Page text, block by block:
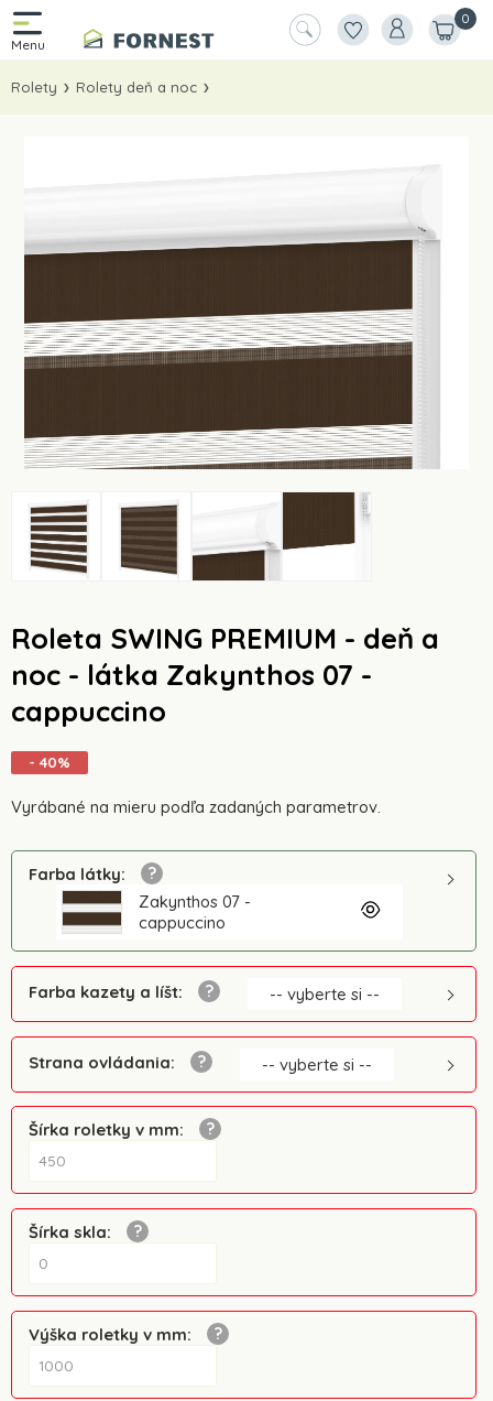
0
Rolety Rolety deň a noc
Roleta SWING PREMIUM - deň a
noc - látka Zakynthos 07 -
cappuccino
- 40%
Vyrábané na mieru podľa zadaných parametrov.
Farba látky:
Zakynthos 07 -
cappuccino
Farba kazety a líšt: -- vyberte si --
Strana ovládania: -- vyberte si --
Šírka roletky v mm:
Šírka skla:
Výška roletky v mm: